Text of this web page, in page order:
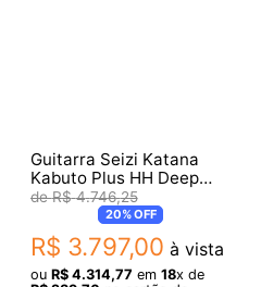
Guitarra Seizi Katana
Kabuto Plus HH Deep
Black Gold
R$ 4.746,25
20%OFF
R$ 3.797,00 à vista
ou R$ 4.314,77 em 18x de